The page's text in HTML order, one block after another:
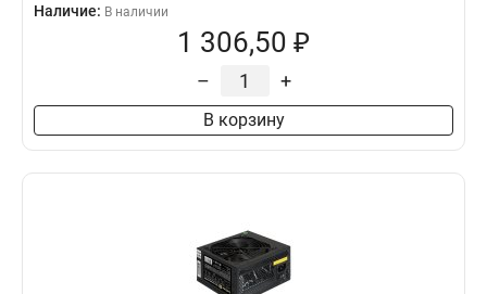
Наличие: В наличии
1 306,50 ₽
– +
В корзину